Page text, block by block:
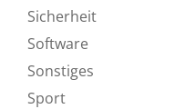
Sicherheit
Software
Sonstiges
Sport